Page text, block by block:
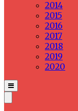
2014
2015
2016
2017
2018
2019
2020